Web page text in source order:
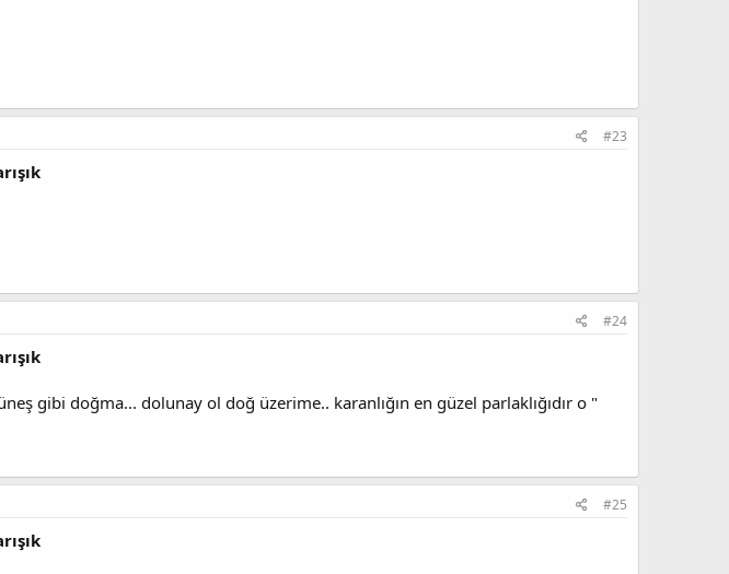
#23
#24
gibi doğma... dolunay ol doğ üzerime.. karanlığın en güzel parlaklığıdır o "
#25